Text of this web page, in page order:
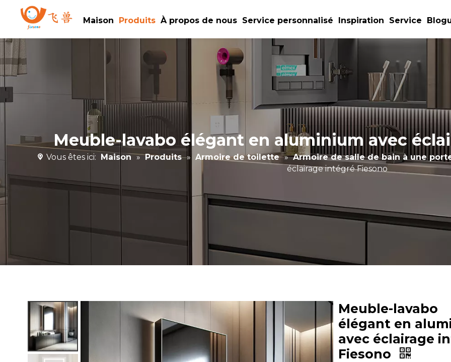
Maison Produits À propos de nous Service personnalisé Inspiration Service
Meuble-lavabo élégant en aluminium avec
Vous êtes ici: Maison » Produits » Armoire de toilette » Armoire de salle de bain à une
éclairage intégré Fiesono
Meuble-lavabo
élégant en
avec éclairage
Fiesono